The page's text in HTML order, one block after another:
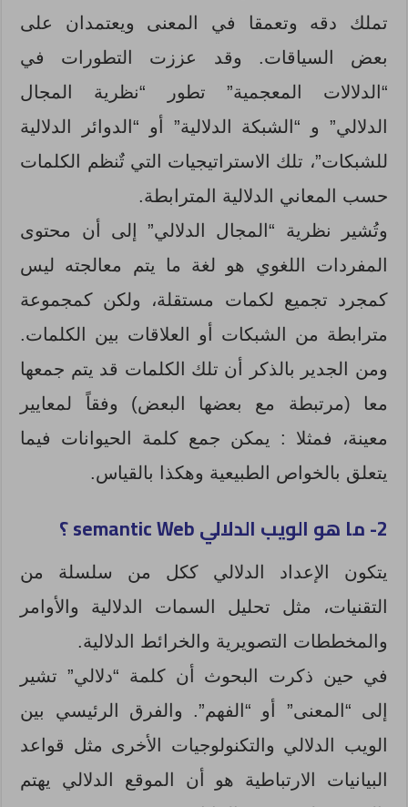
تملك دقه وتعمقا في المعنى ويعتمدان على
بعض السياقات. وقد عززت التطورات في
“الدلالات المعجمية” تطور “نظرية المجال
الدلالي” و “الشبكة الدلالية” أو “الدوائر الدلالية
للشبكات”، تلك الاستراتيجيات التي تٌنظم الكلمات
حسب المعاني الدلالية المترابطة.
وتُشير نظرية “المجال الدلالي” إلى أن محتوى
المفردات اللغوي هو لغة ما يتم معالجته ليس
كمجرد تجميع لكمات مستقلة، ولكن كمجموعة
مترابطة من الشبكات أو العلاقات بين الكلمات.
ومن الجدير بالذكر أن تلك الكلمات قد يتم جمعها
معا (مرتبطة مع بعضها البعض) وفقاً لمعايير
معينة، فمثلا : يمكن جمع كلمة الحيوانات فيما
يتعلق بالخواص الطبيعية وهكذا بالقياس.
2- ما هو الويب الدلالي semantic Web ؟
يتكون الإعداد الدلالي ككل من سلسلة من
التقنيات، مثل تحليل السمات الدلالية والأوامر
والمخططات التصويرية والخرائط الدلالية.
في حين ذكرت البحوث أن كلمة “دلالي” تشير
إلى “المعنى” أو “الفهم”. والفرق الرئيسي بين
الويب الدلالي والتكنولوجيات الأخرى مثل قواعد
البيانيات الارتباطية هو أن الموقع الدلالي يهتم